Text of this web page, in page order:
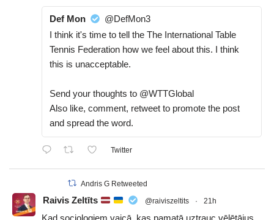
Def Mon
@DefMon3
I think it's time to tell the The International Table
Tennis Federation how we feel about this. I think
this is unacceptable.
Send your thoughts to @WTTGlobal
Also like, comment, retweet to promote the post
and spread the word.
Twitter
Andris G Retweeted
Raivis Zeltīts @raiviszeltits · 21h